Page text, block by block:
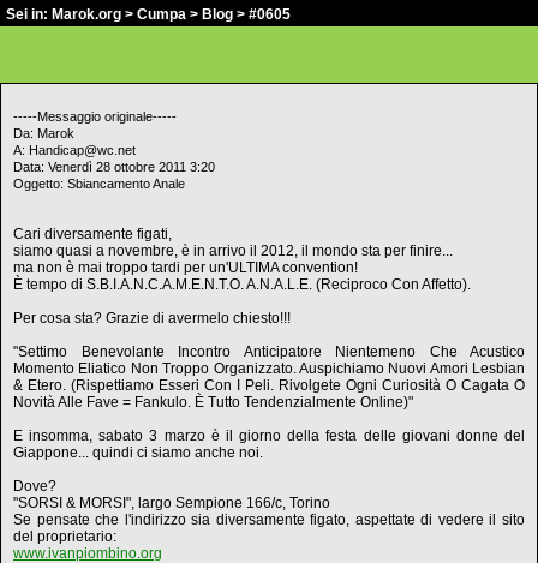
Sei in: Marok.org > Cumpa > Blog > #0605
-----Messaggio originale-----
Da: Marok
A: Handicap@wc.net
Data: Venerdì 28 ottobre 2011 3:20
Oggetto: Sbiancamento Anale
Cari diversamente figati,
siamo quasi a novembre, è in arrivo il 2012, il mondo sta per finire...
ma non è mai troppo tardi per un'ULTIMA convention!
È tempo di S.B.I.A.N.C.A.M.E.N.T.O. A.N.A.L.E. (Reciproco Con Affetto).
Per cosa sta? Grazie di avermelo chiesto!!!
"Settimo Benevolante Incontro Anticipatore Nientemeno Che Acustico
Momento Eliatico Non Troppo Organizzato. Auspichiamo Nuovi Amori Lesbian
& Etero. (Rispettiamo Esseri Con I Peli. Rivolgete Ogni Curiosità O Cagata O
Novità Alle Fave = Fankulo. È Tutto Tendenzialmente Online)"
E insomma, sabato 3 marzo è il giorno della festa delle giovani donne del
Giappone... quindi ci siamo anche noi.
Dove?
"SORSI & MORSI", largo Sempione 166/c, Torino
Se pensate che l'indirizzo sia diversamente figato, aspettate di vedere il sito
del proprietario:
www.ivanpiombino.org